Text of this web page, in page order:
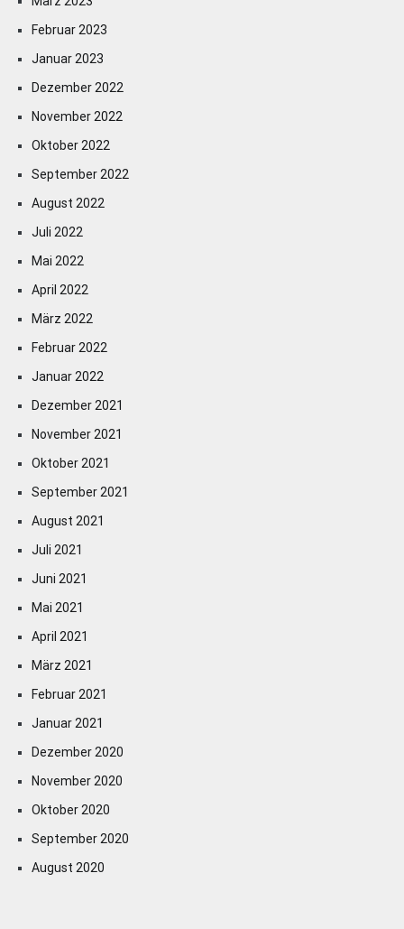
Februar 2023
Januar 2023
Dezember 2022
November 2022
Oktober 2022
September 2022
August 2022
Juli 2022
Mai 2022
April 2022
März 2022
Februar 2022
Januar 2022
Dezember 2021
November 2021
Oktober 2021
September 2021
August 2021
Juli 2021
Juni 2021
Mai 2021
April 2021
März 2021
Februar 2021
Januar 2021
Dezember 2020
November 2020
Oktober 2020
September 2020
August 2020